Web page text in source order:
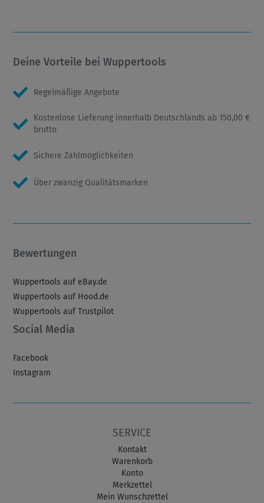
Deine Vorteile bei Wuppertools
Regelmäßige Angebote
Kostenlose Lieferung innerhalb Deutschlands ab 150,00 €
brutto
Sichere Zahlmöglichkeiten
Über zwanzig Qualitätsmarken
Bewertungen
Wuppertools auf eBay.de
Wuppertools auf Hood.de
Wuppertools auf Trustpilot
Social Media
Facebook
Instagram
SERVICE
Kontakt
Warenkorb
Konto
Merkzettel
Mein Wunschzettel